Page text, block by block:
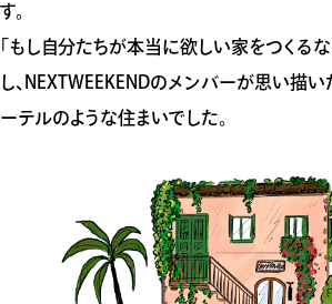
す。
「もし自分たちが本当に欲しい家をつくる
し、NEXTWEEKENDのメンバーが思い描
ーテルのような住まいでした。